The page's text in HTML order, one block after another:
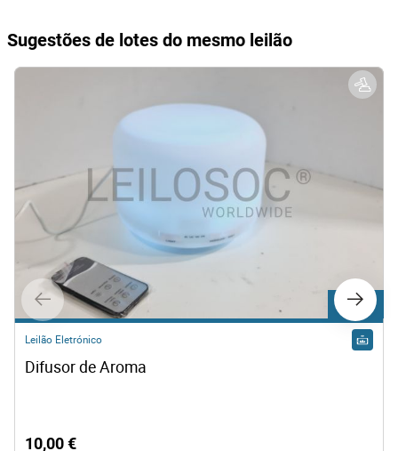
Sugestões de lotes do mesmo leilão
Lote 467
Leilão Eletrónico
Difusor de Aroma
10,00 €